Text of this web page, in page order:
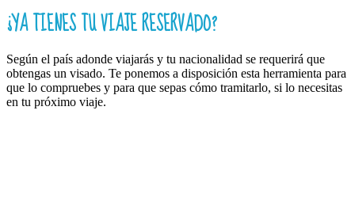
¿YA TIENES TU VIAJE RESERVADO?
Según el país adonde viajarás y tu nacionalidad se requerirá que
obtengas un visado. Te ponemos a disposición esta herramienta para
que lo compruebes y para que sepas cómo tramitarlo, si lo necesitas
en tu próximo viaje.